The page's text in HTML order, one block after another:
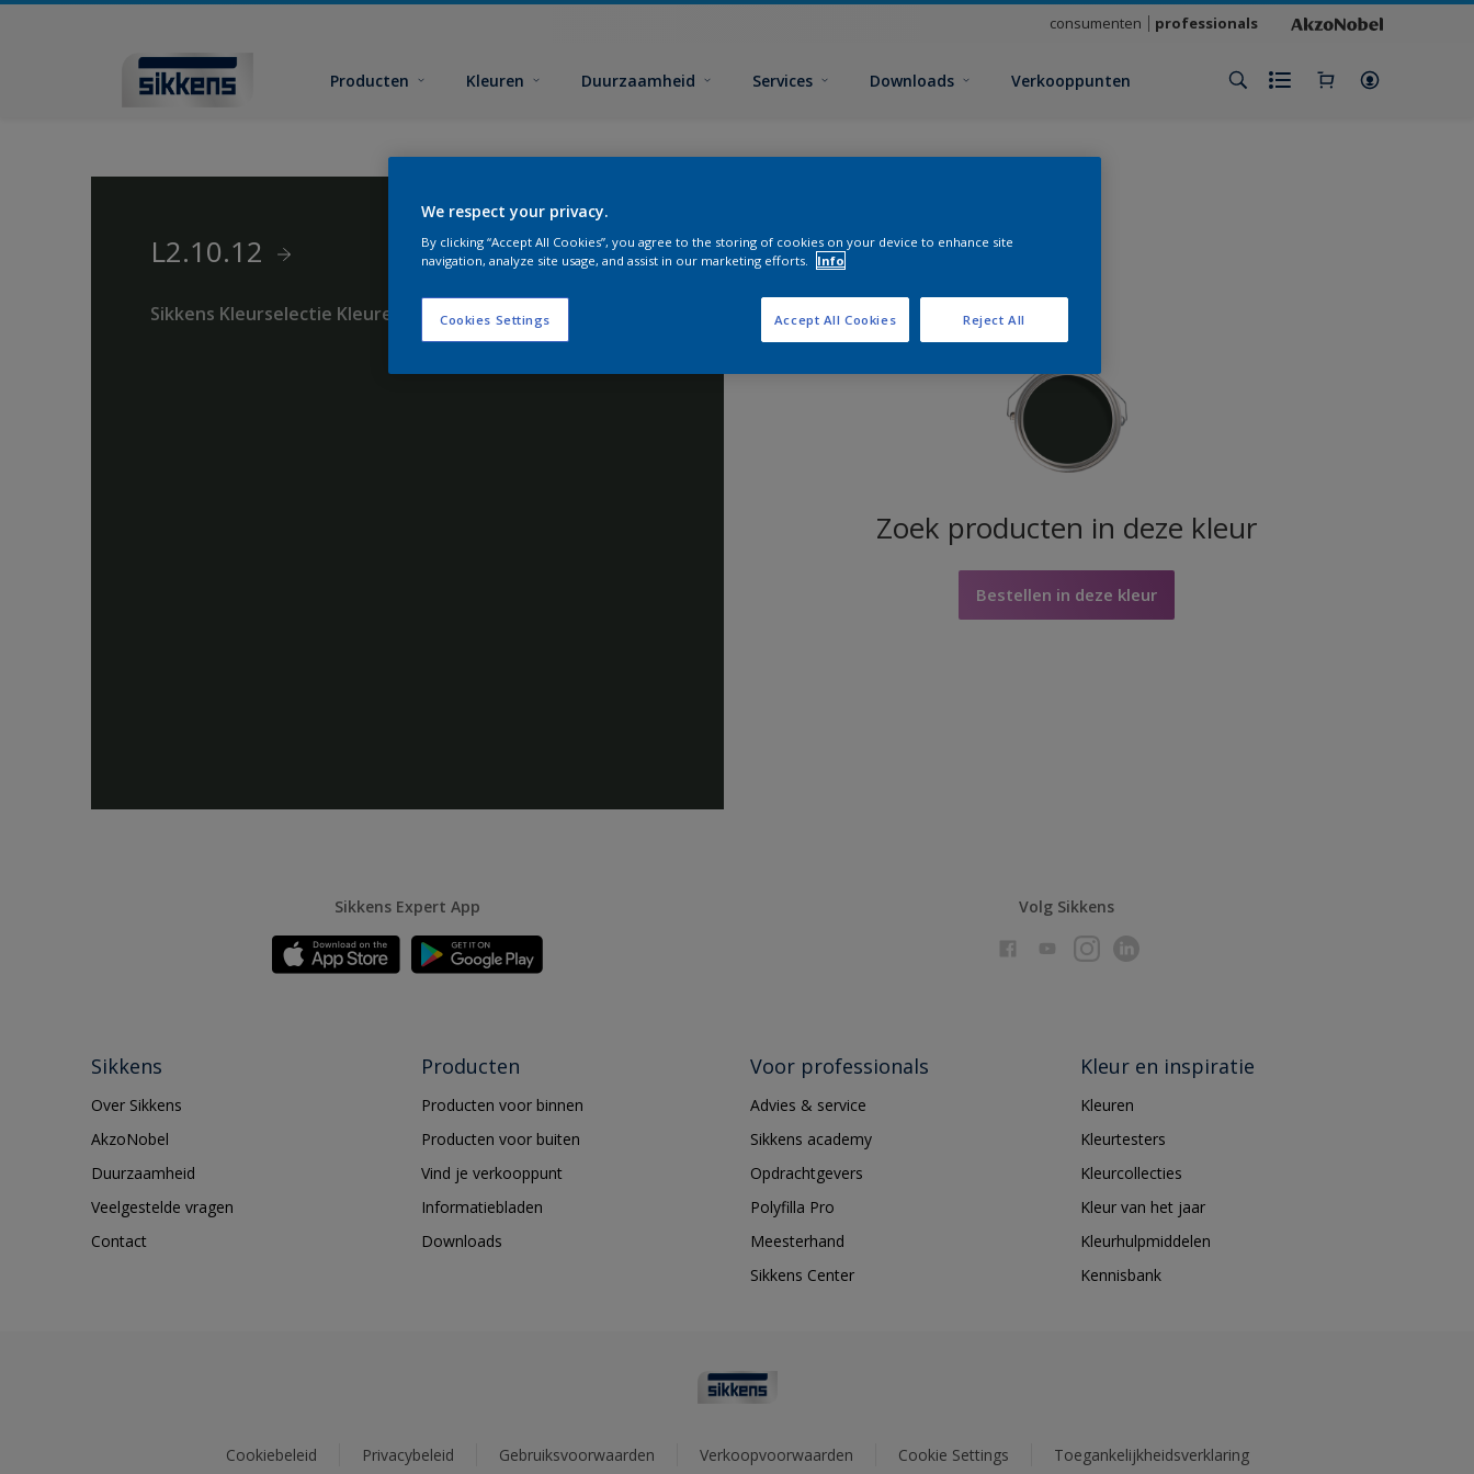
consumenten professionals
Producten Kleuren Duurzaamheid Services Downloads Verkooppunten
L2.10.12
Sikkens Kleurselectie Kleuren
Zoek producten in deze kleur
Bestellen in deze kleur
Sikkens Expert App Volg Sikkens
Sikkens
Over Sikkens
AkzoNobel
Duurzaamheid
Veelgestelde vragen
Contact
Producten
Producten voor binnen
Producten voor buiten
Vind je verkooppunt
Informatiebladen
Downloads
Voor professionals
Advies & service
Sikkens academy
Opdrachtgevers
Polyfilla Pro
Meesterhand
Sikkens Center
Kleur en inspiratie
Kleuren
Kleurtesters
Kleurcollecties
Kleur van het jaar
Kleurhulpmiddelen
Kennisbank
Cookiebeleid Privacybeleid Gebruiksvoorwaarden Verkoopvoorwaarden Cookie Settings Toegankelijkheidsverklaring
We respect your privacy.
By clicking “Accept All Cookies”, you agree to the storing of cookies on your device to enhance site
navigation, analyze site usage, and assist in our marketing efforts.
Info
Cookies Settings Reject All
Accept All Cookies